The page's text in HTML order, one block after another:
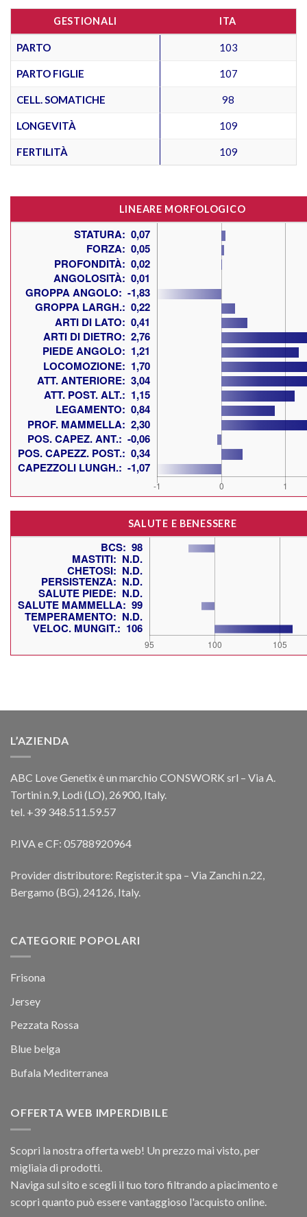
GESTIONALI ITA
PARTO 103
PARTO FIGLIE 107
CELL. SOMATICHE 98
LONGEVITÀ 109
FERTILITÀ 109
LINEARE MORFOLOGICO
SALUTE E BENESSERE
L’AZIENDA
ABC Love Genetix è un marchio CONSWORK srl – Via A.
Tortini n.9, Lodi (LO), 26900, Italy.
tel. +39 348.511.59.57
P.IVA e CF: 05788920964
Provider distributore: Register.it spa – Via Zanchi n.22,
Bergamo (BG), 24126, Italy.
CATEGORIE POPOLARI
Frisona
Jersey
Pezzata Rossa
Blue belga
Bufala Mediterranea
OFFERTA WEB IMPERDIBILE
Scopri la nostra offerta web! Un prezzo mai visto, per
migliaia di prodotti.
Naviga sul sito e scegli il tuo toro filtrando a piacimento e
scopri quanto può essere vantaggioso l'acquisto online.